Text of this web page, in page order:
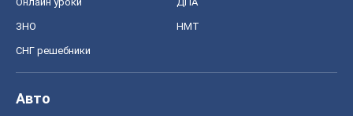
ЗНО НМТ
СНГ решебники
Авто